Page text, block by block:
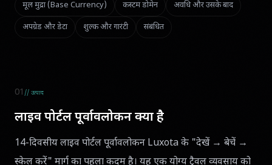
मूल मुद्रा (Base Currency) कस्टम डोमेन अवधि और उसके बाद
अपग्रेड और डेटा शुल्क और गारंटी संबंधित
01 // उत्पाद
लाइव पोर्टल पूर्वावलोकन क्या है
14-दिवसीय लाइव पोर्टल पूर्वावलोकन Luxota के "देखें → बेचें →